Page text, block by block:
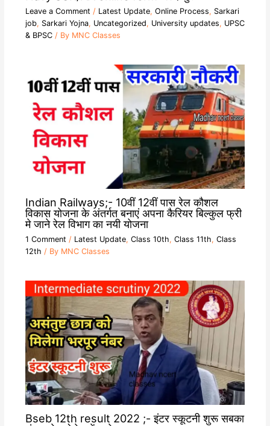
Leave a Comment / Latest Update, Online Process, Sarkari
job, Sarkari Yojna, Uncategorized, University updates, UPSC
& BPSC/ By MNC Classes
Indian Railways;- 10वीं 12वीं पास रेल कौशल
विकास योजना के अंतर्गत बनाएं अपना कैरियर बिल्कुल फ्री
मे जाने रेल विभाग का नयी योजना
1 Comment / Latest Update, Class 10th, Class 11th, Class
12th / By MNC Classes
Bseb 12th result 2022 ;- इंटर स्कूटनी शुरू सबका